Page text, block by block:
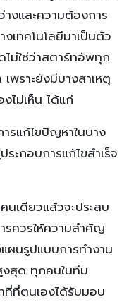
งและความต้องการ
เทคโนโลยีมาเป็นตัว
ม่ใช่ว่าสตาร์ทอัพทุก
พราะยังมีบางสาเหตุ
ไม่เห็น ได้แก่
รแก้ไขปัญหาในบาง
ะกอบการแก้ไขสำเร็จ
นเดียวแล้วจะประสบ
รควรให้ความสำคัญ
ผนรูปแบบการทำงาน
งสุด ทุกคนในทีม
ที่ที่ตนเองได้รับมอบ